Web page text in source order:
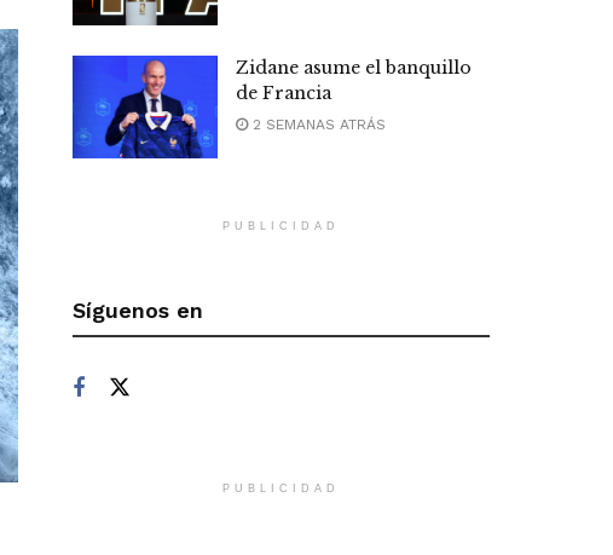
Zidane asume el banquillo
de Francia
2 SEMANAS ATRÁS
PUBLICIDAD
Síguenos en
PUBLICIDAD